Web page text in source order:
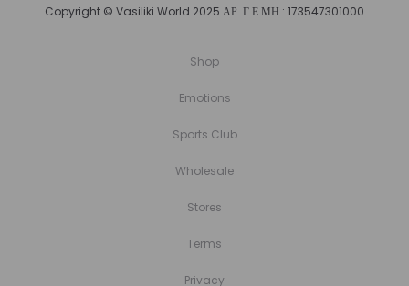
Copyright © Vasiliki World 2025 ΑΡ. Γ.Ε.ΜΗ.: 173547301000
Shop
Emotions
Sports Club
Wholesale
Stores
Terms
Privacy